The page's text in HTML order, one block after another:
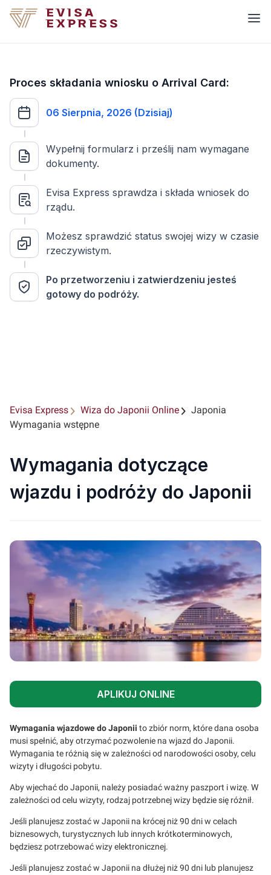
Proces składania wniosku o Arrival Card:
06 Sierpnia, 2026 (Dzisiaj)
Wypełnij formularz i prześlij nam wymagane
dokumenty.
Evisa Express sprawdza i składa wniosek do
rządu.
Możesz sprawdzić status swojej wizy w czasie
rzeczywistym.
Po przetworzeniu i zatwierdzeniu jesteś
gotowy do podróży.
Evisa Express Wiza do Japonii Online
Japonia
Wymagania wstępne
Wymagania dotyczące
wjazdu i podróży do Japonii
APLIKUJ ONLINE
Wymagania wjazdowe do Japonii to zbiór norm, które dana osoba
musi spełnić, aby otrzymać pozwolenie na wjazd do Japonii.
Wymagania te różnią się w zależności od narodowości osoby, celu
wizyty i długości pobytu.
Aby wjechać do Japonii, należy posiadać ważny paszport i wizę. W
zależności od celu wizyty, rodzaj potrzebnej wizy będzie się różnił.
Jeśli planujesz zostać w Japonii na krócej niż 90 dni w celach
biznesowych, turystycznych lub innych krótkoterminowych,
będziesz potrzebować wizy elektronicznej.
Jeśli planujesz zostać w Japonii na dłużej niż 90 dni lub planujesz